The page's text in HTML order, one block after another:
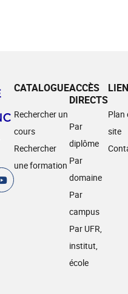
CATALOGUE
Rechercher un
cours
Rechercher
une formation
ACCÈS
DIRECTS
Par
diplôme
Par
domaine
Par
campus
Par UFR,
institut,
école
Plan
site